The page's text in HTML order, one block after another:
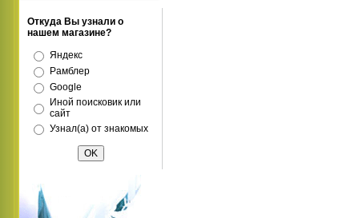
Откуда Вы узнали о
нашем магазине?
Яндекс
Рамблер
Google
Иной поисковик или
сайт
Узнал(а) от знакомых